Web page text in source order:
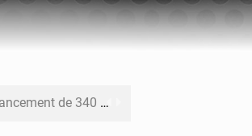
de la Vision Sénégal 2050